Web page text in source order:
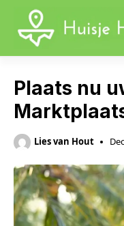
content
Plaats nu
Lies van Hout